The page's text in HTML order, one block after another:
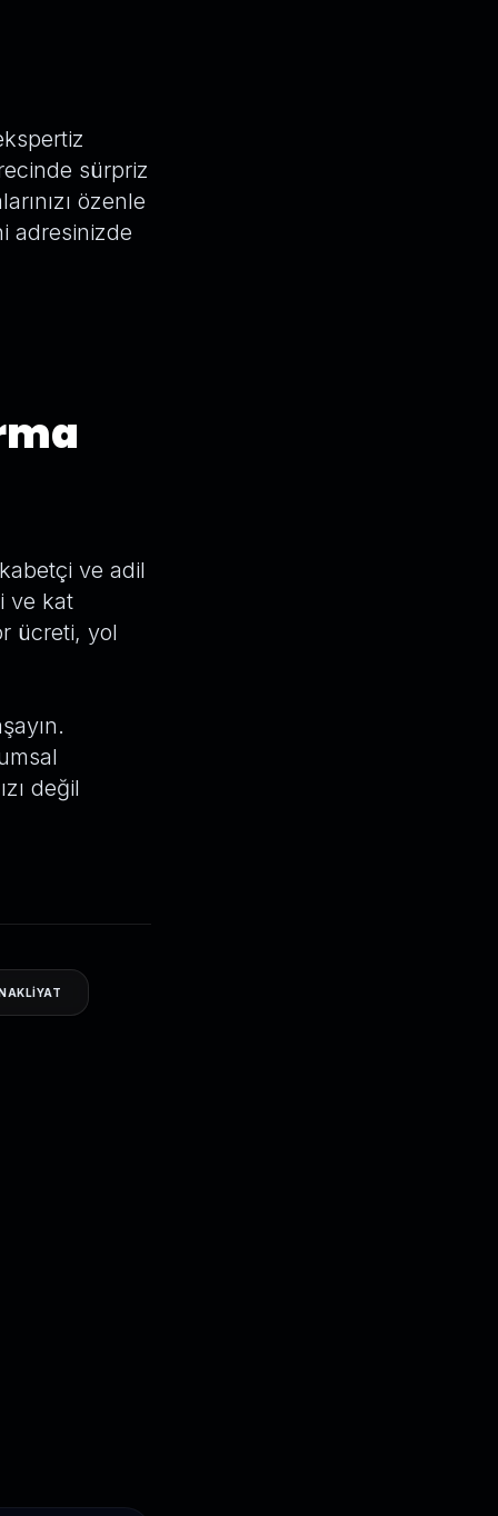
sürpriz
özenle
adresinizde
ve adil
ve kat
ücreti, yol
değil